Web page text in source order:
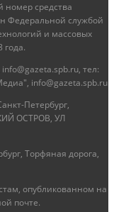
номер средства
Федеральной службой
и массовых
года.
тел:
info@gazeta.spb.ru
Петербург,
ОСТРОВ, УЛ
Торфяная дорога,
опубликованном на
почте.